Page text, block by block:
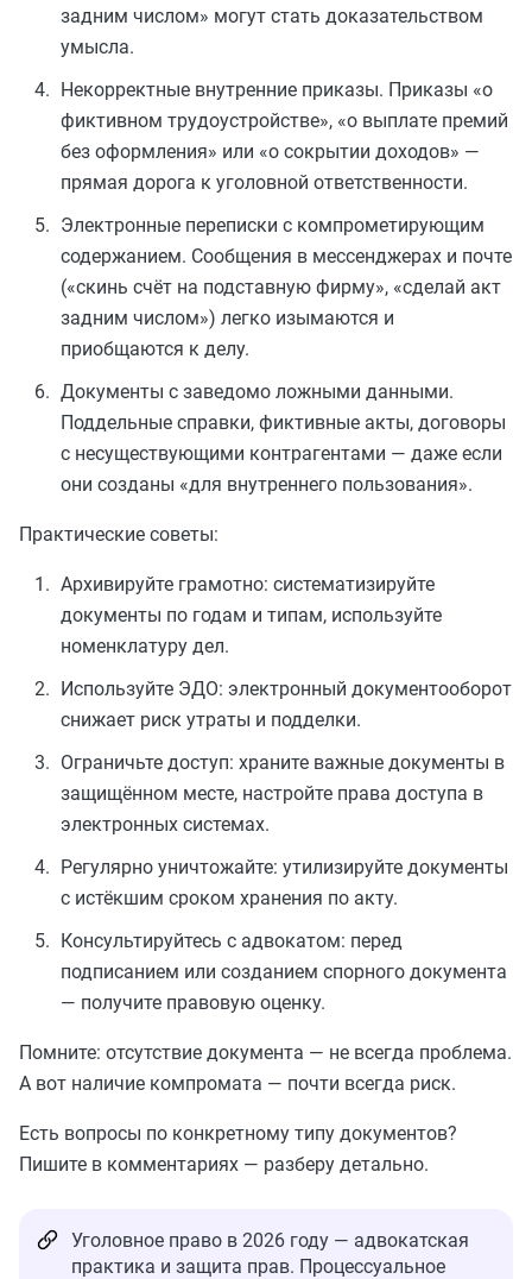
задним числом» могут стать доказательством
умысла.
Некорректные внутренние приказы. Приказы «о
фиктивном трудоустройстве», «о выплате премий
без оформления» или «о сокрытии доходов» —
прямая дорога к уголовной ответственности.
Электронные переписки с компрометирующим
содержанием. Сообщения в мессенджерах и почте
(«скинь счёт на подставную фирму», «сделай акт
задним числом») легко изымаются и
приобщаются к делу.
Документы с заведомо ложными данными.
Поддельные справки, фиктивные акты, договоры
с несуществующими контрагентами — даже если
они созданы «для внутреннего пользования».
Практические советы:
Архивируйте грамотно: систематизируйте
документы по годам и типам, используйте
номенклатуру дел.
Используйте ЭДО: электронный документооборот
снижает риск утраты и подделки.
Ограничьте доступ: храните важные документы в
защищённом месте, настройте права доступа в
электронных системах.
Регулярно уничтожайте: утилизируйте документы
с истёкшим сроком хранения по акту.
Консультируйтесь с адвокатом: перед
подписанием или созданием спорного документа
— получите правовую оценку.
Помните: отсутствие документа — не всегда проблема.
А вот наличие компромата — почти всегда риск.
Есть вопросы по конкретному типу документов?
Пишите в комментариях — разберу детально.
Уголовное право в 2026 году — адвокатская
практика и защита прав. Процессуальное